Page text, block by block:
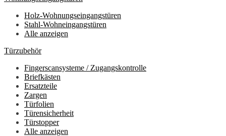
Holz-Wohnungseingangstüren
Stahl-Wohneingangstüren
Alle anzeigen
Türzubehör
Fingerscansysteme / Zugangskontrolle
Briefkästen
Ersatzteile
Zargen
Türfolien
Türensicherheit
Türstopper
Alle anzeigen